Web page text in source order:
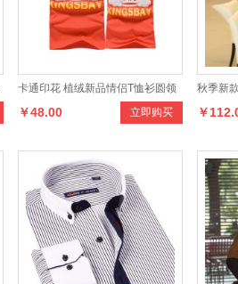
卡通印花 植绒新品情侣T恤衫圆领
短袖休闲 立即购买
￥48.00
秋季新
全棉材
￥